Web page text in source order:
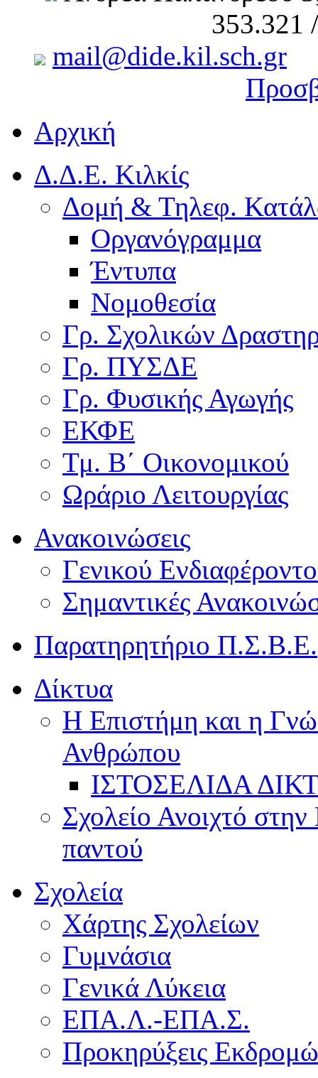
353.321
mail@dide.kil.sch.gr
Αρχική
Δ.Δ.Ε. Κιλκίς
Δομή & Τηλεφ.
Οργανόγραμμα
Έντυπα
Νομοθεσία
Γρ. Σχολικών
Γρ. ΠΥΣΔΕ
Γρ. Φυσικής Αγωγής
ΕΚΦΕ
Τμ. Β΄ Οικονομικού
Ωράριο Λειτουργίας
Ανακοινώσεις
Γενικού
Σημαντικές
Παρατηρητήριο Π.Σ.Β.Ε.
Δίκτυα
Η Επιστήμη και η
Ανθρώπου
ΙΣΤΟΣΕΛΙΔΑ
Σχολείο Ανοιχτό
παντού
Σχολεία
Χάρτης Σχολείων
Γυμνάσια
Γενικά Λύκεια
ΕΠΑ.Λ.-ΕΠΑ.Σ.
Προκηρύξεις